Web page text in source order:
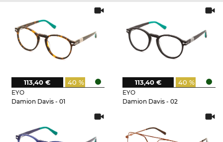
EYO
Damion Davis - 01
40 %
113,40 €
EYO
Damion Davis - 02
40 %
113,40 €